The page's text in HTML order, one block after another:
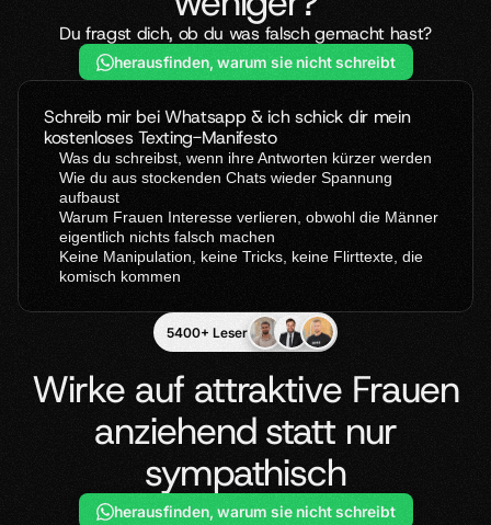
Über 430 Aufrufe
Über 230 Aufrufe
Du fragst dich, ob du was falsch gemacht hast?
herausfinden, warum sie nicht schreibt
Schreib mir bei Whatsapp & ich schick dir mein
kostenloses Texting-Manifesto
Was du schreibst, wenn ihre Antworten kürzer werden
Wie du aus stockenden Chats wieder Spannung
aufbaust
Warum Frauen Interesse verlieren, obwohl die Männer
eigentlich nichts falsch machen
Keine Manipulation, keine Tricks, keine Flirttexte, die
komisch kommen
5400+ Leser
Wirke auf attraktive Frauen
anziehend statt nur
sympathisch
herausfinden, warum sie nicht schreibt